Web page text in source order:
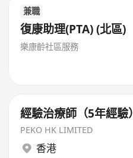
兼職
復康助理(PTA) (北區)
樂康齡社區服務
經驗治療師（5年經驗）
PEKO HK LIMITED
香港